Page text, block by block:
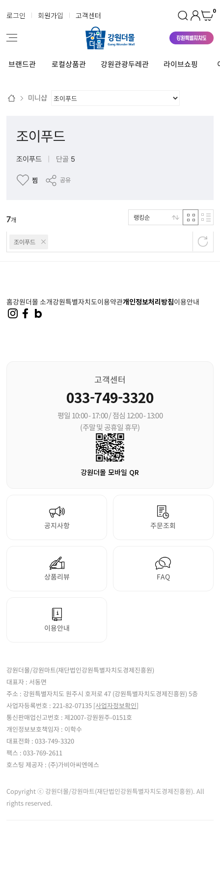
로그인 회원가입 고객센터 0
브랜드관 로컬상품관 강원관광두레관 라이브쇼핑
미니샵
조이푸드
조이푸드 단골 5
찜 공유
조이푸드
7개 랭킹순
홈강원더몰 소개강원특별자치도이용약관개인정보처리방침이용안내
고객센터
033-749-3320
평일 10:00 - 17:00 / 점심 12:00 - 13:00
(주말 및 공휴일 휴무)
강원더몰 모바일 QR
공지사항 주문조회
상품리뷰 FAQ
이용안내
강원더몰/강원마트(재단법인강원특별자치도경제진흥원)
대표자 : 서동면
주소 : 강원특별자치도 원주시 호저로 47 (강원특별자치도경제진흥원) 5층
사업자등록번호 : 221-82-07135 [사업자정보확인]
통신판매업신고번호 : 제2007-강원원주-0151호
개인정보보호책임자 : 이학수
대표전화 : 033-749-3320
팩스 : 033-769-2611
호스팅 제공자 : (주)가비아씨엔에스
Copyright ⓒ 강원더몰/강원마트(재단법인강원특별자치도경제진흥원). All
rights reserved.